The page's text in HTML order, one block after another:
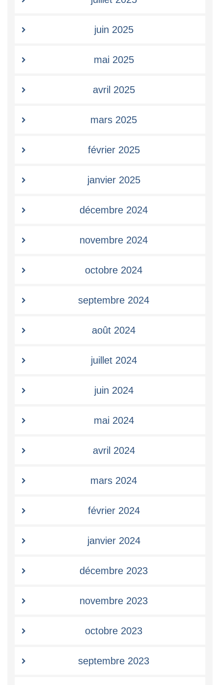
juin 2025
mai 2025
avril 2025
mars 2025
février 2025
janvier 2025
décembre 2024
novembre 2024
octobre 2024
septembre 2024
août 2024
juillet 2024
juin 2024
mai 2024
avril 2024
mars 2024
février 2024
janvier 2024
décembre 2023
novembre 2023
octobre 2023
septembre 2023